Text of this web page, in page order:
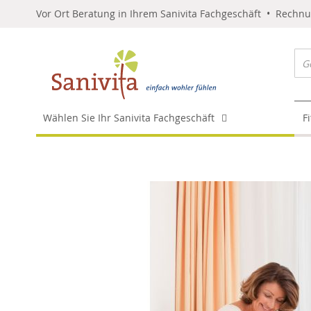
Vor Ort Beratung in Ihrem Sanivita Fachgeschäft •
Wählen Sie Ihr Sanivita Fachgeschäft